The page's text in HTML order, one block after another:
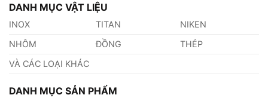
DANH MỤC VẬT LIỆU
INOX TITAN
NIKEN
NHÔM
ĐỒNG
THÉP
VÀ CÁC LOẠI KHÁC
DANH MỤC SẢN PHẨM